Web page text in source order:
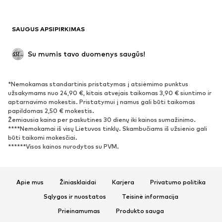
BATAI
Naujienos
Batai ir auliniai batai
Atviri batai
Išskirtiniai
SPORTAS
Sportiniai drabužiai
Sporto šakos
Sportiniai batai
Sportinės kuprinės ir krepšiai
AKSESUARAI
SAUGUS APSIPIRKIMAS
Su mumis tavo duomenys saugūs!
*Nemokamas standartinis pristatymas į atsiėmimo punktus
užsakymams nuo 24,90 €, kitais atvejais taikomas 3,90 € siuntimo ir
aptarnavimo mokestis. Pristatymui į namus gali būti taikomas
papildomas 2,50 € mokestis.
Žemiausia kaina per paskutines 30 dienų iki kainos sumažinimo.
****Nemokamai iš visų Lietuvos tinklų. Skambučiams iš užsienio gali
būti taikomi mokesčiai.
******Visos kainos nurodytos su PVM.
Apie mus Žiniasklaidai Karjera
Privatumo politika
Sąlygos ir nuostatos
Teisinė informacija
Prieinamumas
Produkto sauga